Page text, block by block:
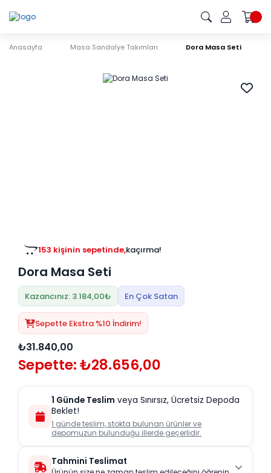
Anasayfa Masa Sandalye Takımları Dora Masa Seti
153 kişinin sepetinde,kaçırma!
Dora Masa Seti
Kazancınız: 3.184,00₺ En Çok Satan
Sepette Ekstra %10 İndirim!
₺31.840,00
Sepette: ₺28.656,00
1 Günde Teslim veya Sınırsız, Ücretsiz Depoda
Beklet!
1 günde teslim, stokta bulunan ürünler ve
depomuzun bulunduğu illerde geçerlidir.
Tahmini Teslimat